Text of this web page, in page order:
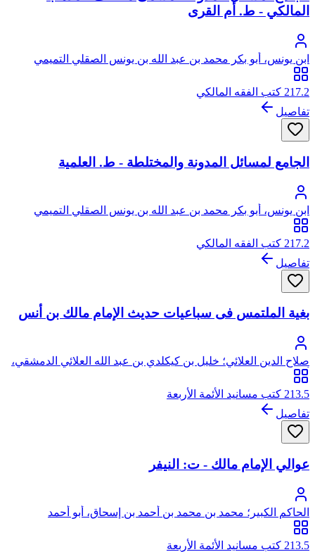
المالكي - ط. أم القرى
ابن يونس، أبو بكر محمد بن عبد الله بن يونس الصقلي التميمي
217.2 كتب الفقه المالكي
تفاصيل
الجامع لمسائل المدونة والمختلطة - ط. العلمية
ابن يونس، أبو بكر محمد بن عبد الله بن يونس الصقلي التميمي
217.2 كتب الفقه المالكي
تفاصيل
بغية الملتمس فى سباعيات حديث الإمام مالك بن أنس
صلاح الدين العلائي؛ خليل بن كيكلدي بن عبد الله العلائي الدمشقي،
أبو سعيد، صلاح الدين
213.5 كتب مسانيد الأئمة الأربعة
تفاصيل
عوالي الإمام مالك - ت: النيفر
الحاكم الكبير؛ محمد بن محمد بن أحمد بن إسحاق، أبو أحمد
النيسابورى الكرابيسي، ويعرف بالحاكم الكبير
213.5 كتب مسانيد الأئمة الأربعة